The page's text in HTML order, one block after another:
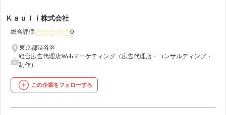
43Ｋａｕｌｉ株式会社
総合評価 0
東京都渋谷区
総合広告代理店Webマーケティング（広告代理店・コンサルティング・
制作）
この企業をフォローする